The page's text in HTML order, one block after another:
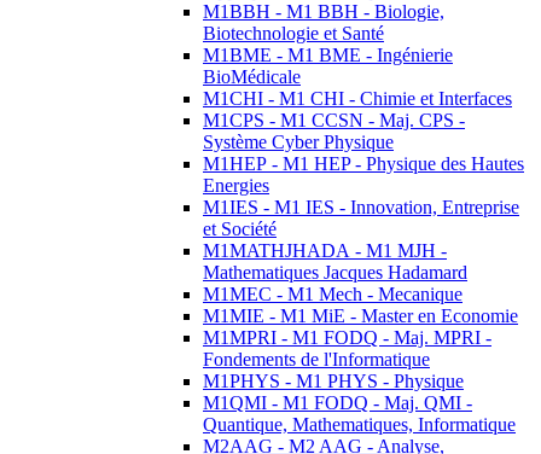
M1BBH - M1 BBH - Biologie,
Biotechnologie et Santé
M1BME - M1 BME - Ingénierie
BioMédicale
M1CHI - M1 CHI - Chimie et Interfaces
M1CPS - M1 CCSN - Maj. CPS -
Système Cyber Physique
M1HEP - M1 HEP - Physique des Hautes
Energies
M1IES - M1 IES - Innovation, Entreprise
et Société
M1MATHJHADA - M1 MJH -
Mathematiques Jacques Hadamard
M1MEC - M1 Mech - Mecanique
M1MIE - M1 MiE - Master en Economie
M1MPRI - M1 FODQ - Maj. MPRI -
Fondements de l'Informatique
M1PHYS - M1 PHYS - Physique
M1QMI - M1 FODQ - Maj. QMI -
Quantique, Mathematiques, Informatique
M2AAG - M2 AAG - Analyse,